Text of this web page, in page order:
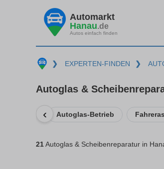
Automarkt
Hanau.de
Autos einfach finden
❯ EXPERTEN-FINDEN ❯
Autoglas &
‹ Autoglas-Betrieb
21Autoglas & Scheibenreparatur in